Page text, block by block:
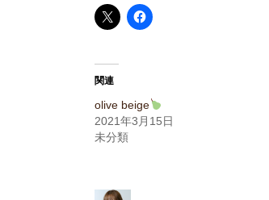
関連
olive beige
2021年3月15日
未分類